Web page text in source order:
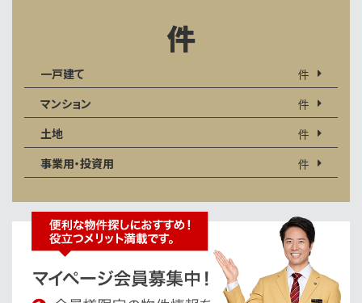
件
一戸建て
件
マンション
件
土地
件
事業用・投資用
件